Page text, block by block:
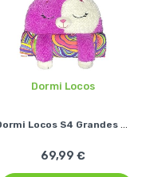
Dormi Locos
69,99 €